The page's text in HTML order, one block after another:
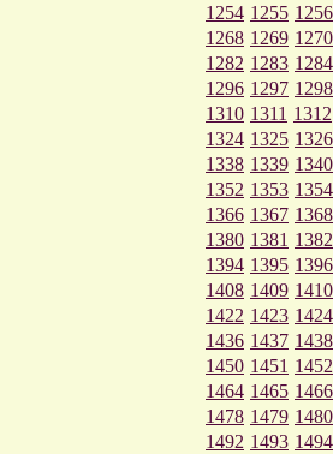
1254 1255 1256
1268 1269 1270
1282 1283 1284
1296 1297 1298
1310 1311 1312
1324 1325 1326
1338 1339 1340
1352 1353 1354
1366 1367 1368
1380 1381 1382
1394 1395 1396
1408 1409 1410
1422 1423 1424
1436 1437 1438
1450 1451 1452
1464 1465 1466
1478 1479 1480
1492 1493 1494